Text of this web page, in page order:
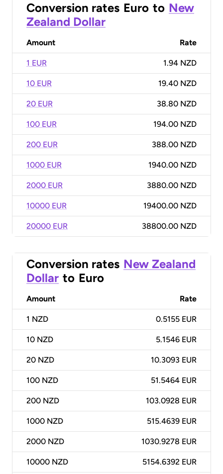
Conversion rates Euro to New
Zealand Dollar
Amount Rate
1 EUR 1.94 NZD
10 EUR 19.40 NZD
20 EUR 38.80 NZD
100 EUR 194.00 NZD
200 EUR 388.00 NZD
1000 EUR 1940.00 NZD
2000 EUR 3880.00 NZD
10000 EUR 19400.00 NZD
20000 EUR 38800.00 NZD
Conversion rates New Zealand
Dollar to Euro
Amount Rate
1 NZD 0.5155 EUR
10 NZD 5.1546 EUR
20 NZD 10.3093 EUR
100 NZD 51.5464 EUR
200 NZD 103.0928 EUR
1000 NZD 515.4639 EUR
2000 NZD 1030.9278 EUR
10000 NZD 5154.6392 EUR